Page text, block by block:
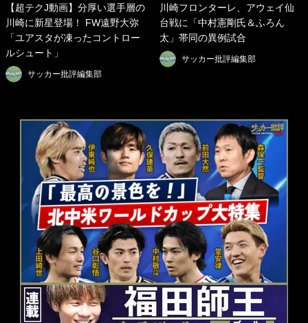
【超テクJ動画】分厚い選手層の
川崎に新星登場！ FW遠野大弥
「ユアスタが凍ったコントロー
ルシュート」
サッカー批評編集部
川崎フロンターレ、アウェイ仙
台戦に「中村憲剛氏＆ふろん
太」帯同の異例試合
サッカー批評編集部